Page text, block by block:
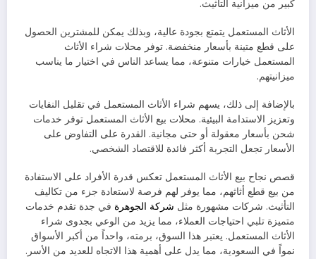
كبير من ميزانية التأثيث.
الأثاث المستعمل يتمتع بجودة عالية، وبذلك يمكن للمشترين الحصول
على قطع متينة بأسعار منخفضة. توفر محلات شراء الأثاث
المستعمل خيارات متنوعة، مما يساعد الناس في اختيار ما يناسب
ميزانيتهم.
بالإضافة إلى ذلك، يسهم شراء الأثاث المستعمل في تقليل النفايات
وتعزيز الاستدامة البيئية. محلات بيع الأثاث المستعمل توفر خدمات
شحن بأسعار معقولة أو حتى مجانية. القدرة على التفاوض على
الأسعار تجعل التجربة أكثر فائدة للاقتصاد الشخصي.
قصص نجاح بيع الأثاث المستعمل تعكس قدرة الأفراد على الاستفادة
من بيع قطع أثاثهم، مما يوفر لهم فرصة لاستعادة جزء من تكاليف
التأثيث. شركات مشهورة مثل شركة الجوهرة في جدة تقدم خدمات
متميزة تلبي احتياجات العملاء، مما يزيد من الوعي بجدوى شراء
الأثاث المستعمل. يعتبر هذا السوق، برمته، واحداً من أكبر الأسواق
نمواً في السعودية، مما يدل على أهمية هذا الاتجاه للعديد من الأسر.